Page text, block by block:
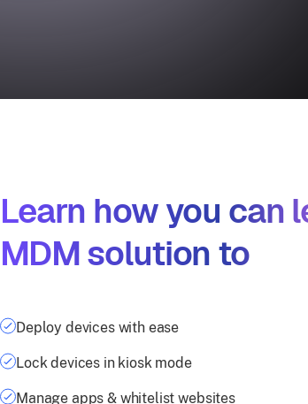
Learn how you can
MDM solution to
Deploy devices with ease
Lock devices in kiosk mode
Manage apps & whitelist websites